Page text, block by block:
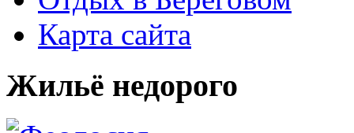
Карта сайта
Жильё недорого